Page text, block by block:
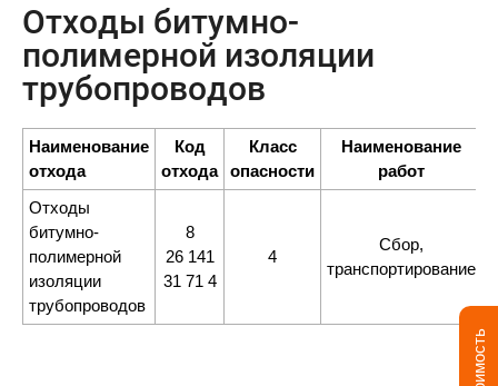
Отходы битумно-
полимерной изоляции
трубопроводов
Наименование
отхода
Код
отхода
Класс
опасности
Наименование
работ
Отходы
битумно-
полимерной
изоляции
трубопроводов
8
26 141
31 71 4
4
Сбор,
транспортирование